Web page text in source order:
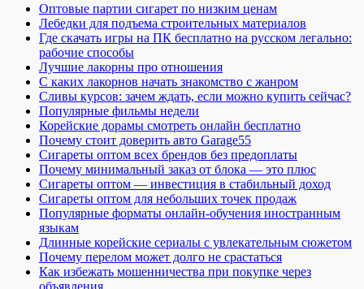
Оптовые партии сигарет по низким ценам
Лебедки для подъема строительных материалов
Где скачать игры на ПК бесплатно на русском легально:
рабочие способы
Лучшие лакорны про отношения
С каких лакорнов начать знакомство с жанром
Сливы курсов: зачем ждать, если можно купить сейчас?
Популярные фильмы недели
Корейские дорамы смотреть онлайн бесплатно
Почему стоит доверить авто Garage55
Сигареты оптом всех брендов без предоплаты
Почему минимальный заказ от блока — это плюс
Сигареты оптом — инвестиция в стабильный доход
Сигареты оптом для небольших точек продаж
Популярные форматы онлайн-обучения иностранным
языкам
Длинные корейские сериалы с увлекательным сюжетом
Почему перелом может долго не срастаться
Как избежать мошенничества при покупке через
объявления